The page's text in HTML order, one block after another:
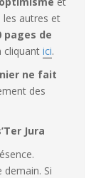
les autres et
pages de
cliquant ici.
ne fait
des
Jura
demain. Si